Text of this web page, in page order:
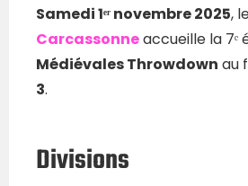
Samedi 1ᵉʳ novembre 2025,
Carcassonneaccueille la 7ᵉ
Médiévales Throwdown au
3.
Divisions